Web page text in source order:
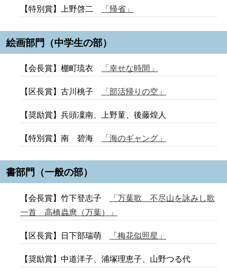
【特別賞】上野啓二 「帰省」
絵画部門（中学生の部）
【会長賞】棚町琉衣 「幸せな時間」
【区長賞】古川桃子 「部活帰りの空」
【奨励賞】兵頭凜南、上野菫、後藤煌人
【特別賞】南 碧海 「海のギャング」
書部門（一般の部）
【会長賞】竹下登志子
「万葉歌 不尽山を詠みし歌
一首 高橋蟲麿（万葉）」
【区長賞】日下部瑞萌 「梅花似照星」
【奨励賞】中道洋子、浦塚理恵子、山野つる代